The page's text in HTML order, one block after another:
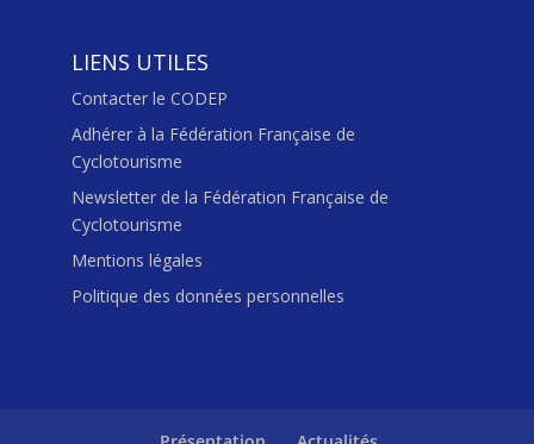
LIENS UTILES
Contacter le CODEP
Adhérer à la Fédération Française de
Cyclotourisme
Newsletter de la Fédération Française de
Cyclotourisme
Mentions légales
Politique des données personnelles